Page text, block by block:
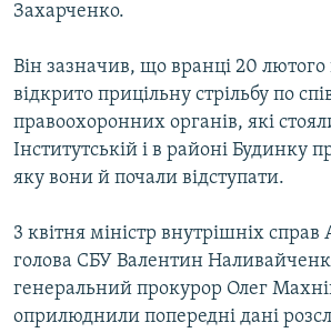
Захарченко.
Він зазначив, що вранці 20 лютого
відкрито прицільну стрільбу по
правоохоронних органів, які
Інститутській і в районі Будинку
яку вони й почали відступати.
3 квітня міністр внутрішніх
голова СБУ Валентин
генеральний прокурор Олег
оприлюднили попередні дані